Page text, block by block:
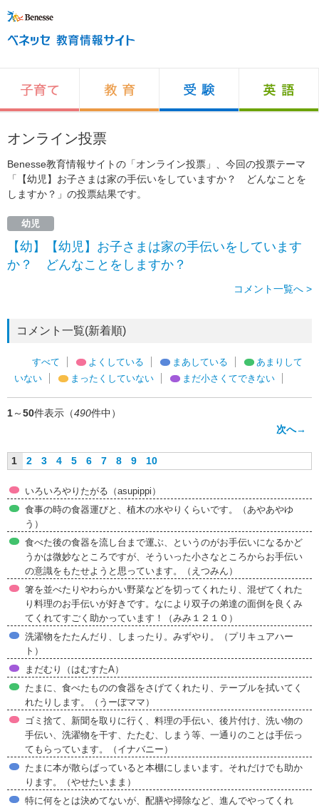
オンライン投票
Benesse教育情報サイトの「オンライン投票」、今回の投票テーマ
「【幼児】お子さまは家の手伝いをしていますか？ どんなことを
しますか？」の投票結果です。
幼児
【幼】【幼児】お子さまは家の手伝いをしています
か？ どんなことをしますか？
コメント一覧へ >
コメント一覧(新着順)
すべて よくしている まあしている
あまりして
いない
まったくしていない まだ小さくてできない
1～50件表示（490件中）
次へ→
1 2 3 4 5 6 7 8 9 10
いろいろやりたがる（asupippi）
食事の時の食器運びと、植木の水やりくらいです。（あやあやゆ
う）
食べた後の食器を流し台まで運ぶ、というのがお手伝いになるかど
うかは微妙なところですが、そういった小さなところからお手伝い
の意識をもたせようと思っています。（えつみん）
箸を並べたりやわらかい野菜などを切ってくれたり、混ぜてくれた
り料理のお手伝いが好きです。なにより双子の弟達の面倒を良くみ
てくれてすごく助かっています！（みみ１２１０）
洗濯物をたたんだり、しまったり。みずやり。（プリキュアハー
ト）
まだむり（はむすたA）
たまに、食べたものの食器をさげてくれたり、テーブルを拭いてく
れたりします。（うーぼママ）
ゴミ捨て、新聞を取りに行く、料理の手伝い、後片付け、洗い物の
手伝い、洗濯物を干す、たたむ、しまう等、一通りのことは手伝っ
てもらっています。（イナバニー）
たまに本が散らばっていると本棚にしまいます。それだけでも助か
ります。（やせたいまま）
特に何をとは決めてないが、配膳や掃除など、進んでやってくれ